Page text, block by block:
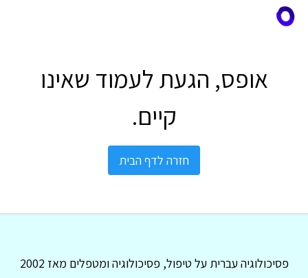
אופס, הגעת לעמוד שאינו
קיים.
חזרה לדף הבית
פסיכולוגיה עברית על טיפול, פסיכולוגיה ומטפלים מאז 2002